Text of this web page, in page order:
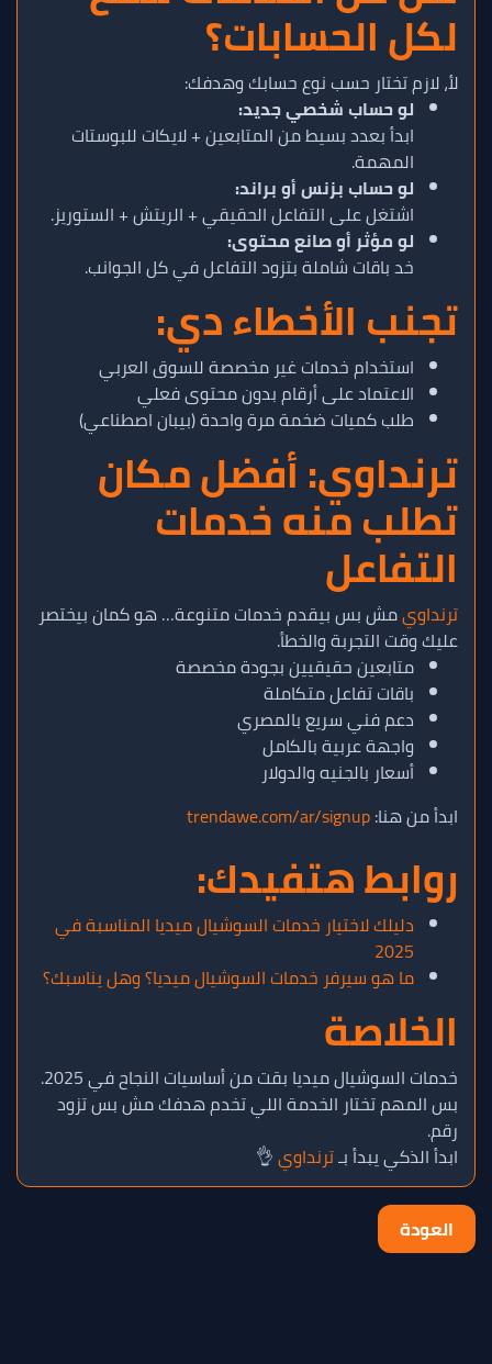
لكل الحسابات؟
لأ، لازم تختار حسب نوع حسابك وهدفك:
لو حساب شخصي جديد:
ابدأ بعدد بسيط من المتابعين + لايكات للبوستات
المهمة.
لو حساب بزنس أو براند:
اشتغل على التفاعل الحقيقي + الريتش + الستوريز.
لو مؤثر أو صانع محتوى:
خد باقات شاملة بتزود التفاعل في كل الجوانب.
تجنب الأخطاء دي:
استخدام خدمات غير مخصصة للسوق العربي
الاعتماد على أرقام بدون محتوى فعلي
طلب كميات ضخمة مرة واحدة (بيبان اصطناعي)
ترنداوي: أفضل مكان
تطلب منه خدمات
التفاعل
ترنداويمش بس بيقدم خدمات متنوعة… هو كمان بيختصر
عليك وقت التجربة والخطأ.
متابعين حقيقيين بجودة مخصصة
باقات تفاعل متكاملة
دعم فني سريع بالمصري
واجهة عربية بالكامل
أسعار بالجنيه والدولار
ابدأ من هنا:trendawe.com/ar/signup
روابط هتفيدك:
دليلك لاختيار خدمات السوشيال ميديا المناسبة في
2025
ما هو سيرفر خدمات السوشيال ميديا؟ وهل يناسبك؟
الخلاصة
خدمات السوشيال ميديا بقت من أساسيات النجاح في 2025.
بس المهم تختار الخدمة اللي تخدم هدفك مش بس تزود
رقم.
ابدأ الذكي يبدأ بـترنداوي👌
العودة